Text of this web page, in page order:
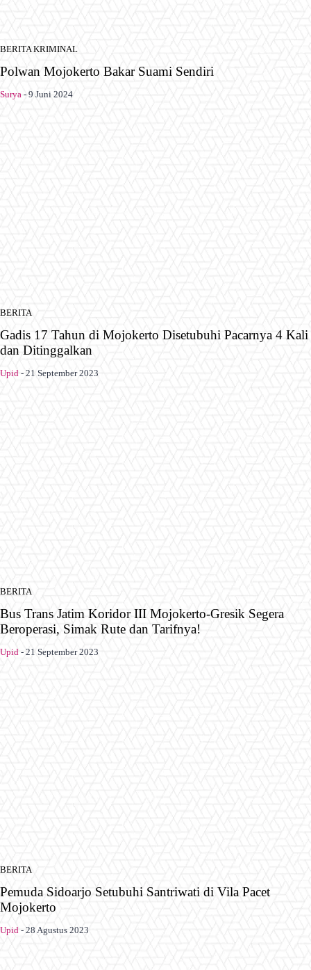
BERITA KRIMINAL
Polwan Mojokerto Bakar Suami Sendiri
Surya - 9 Juni 2024
BERITA
Gadis 17 Tahun di Mojokerto Disetubuhi Pacarnya 4 Kali
dan Ditinggalkan
Upid - 21 September 2023
BERITA
Bus Trans Jatim Koridor III Mojokerto-Gresik Segera
Beroperasi, Simak Rute dan Tarifnya!
Upid - 21 September 2023
BERITA
Pemuda Sidoarjo Setubuhi Santriwati di Vila Pacet
Mojokerto
Upid - 28 Agustus 2023